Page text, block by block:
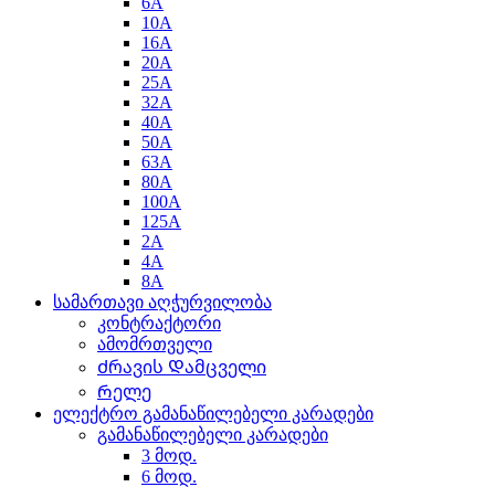
10A
16A
20A
25A
32A
40A
50A
63A
80A
100A
125A
2A
4A
8A
სამართავი აღჭურვილობა
კონტრაქტორი
ამომრთველი
Ძრავის Დამცველი
Რელე
ელექტრო გამანაწილებელი კარადები
გამანაწილებელი კარადები
3 მოდ.
6 მოდ.